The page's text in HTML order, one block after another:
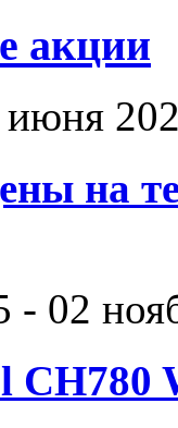
акции
июня
на
- 02
CH780